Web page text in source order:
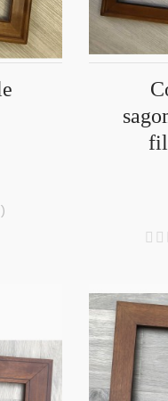
)
cornice classica